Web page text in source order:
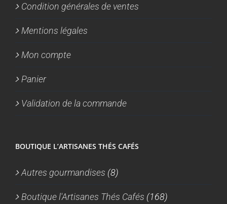
Condition générales de ventes
Mentions légales
Mon compte
Panier
Validation de la commande
BOUTIQUE L’ARTISANES THÉS CAFÉS
Autres gourmandises (8)
Boutique l'Artisanes Thés Cafés (168)